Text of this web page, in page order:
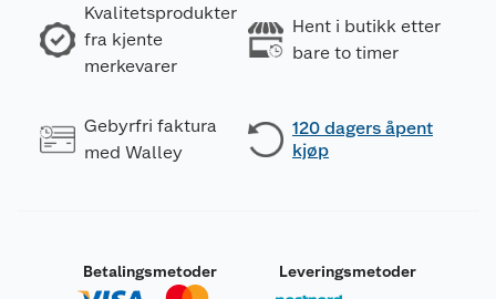
Kvalitetsprodukter
fra kjente
merkevarer
Hent i butikk etter
bare to timer
Gebyrfri faktura
med Walley
120 dagers åpent
kjøp
Betalingsmetoder Leveringsmetoder